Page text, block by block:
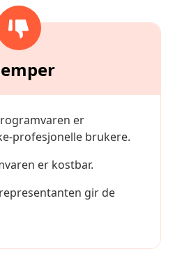
er
profesjonelle brukere.
er kostbar.
gir de